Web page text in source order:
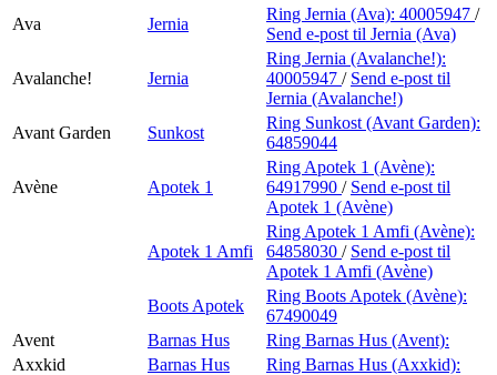
Ava
Jernia
Ring Jernia (Ava): 40005947 /
Send e-post til Jernia (Ava)
Avalanche! Jernia
Ring Jernia (Avalanche!):
40005947 / Send e-post til
Jernia (Avalanche!)
Avant Garden
Sunkost
Ring Sunkost (Avant Garden):
64859044
Avène Apotek 1
Ring Apotek 1 (Avène):
64917990 / Send e-post til
Apotek 1 (Avène)
Apotek 1 Amfi
Ring Apotek 1 Amfi (Avène):
64858030 / Send e-post til
Apotek 1 Amfi (Avène)
Boots Apotek
Ring Boots Apotek (Avène):
67490049
Avent
Barnas Hus
Ring Barnas Hus (Avent):
Axxkid
Barnas Hus
Ring Barnas Hus (Axxkid):